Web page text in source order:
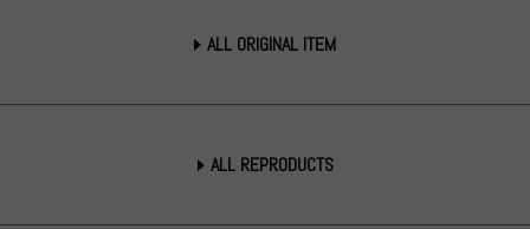
ALL ORIGINAL ITEM
ALL REPRODUCTS